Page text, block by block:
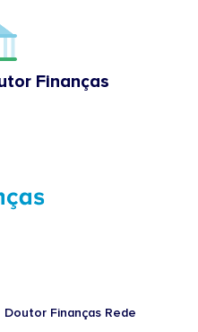
Finanças
Doutor Finanças Rede